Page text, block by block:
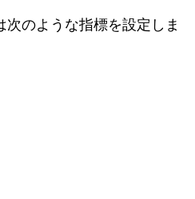
のような指標を設定しま